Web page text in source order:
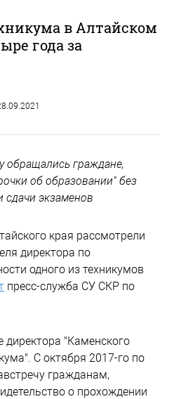
в Алтайском
года за
обращались граждане,
об образовании" без
сдачи экзаменов
края рассмотрели
директора по
одного из техникумов
пресс-служба СУ СКР по
директора "Каменского
С октября 2017-го по
гражданам,
о прохождении